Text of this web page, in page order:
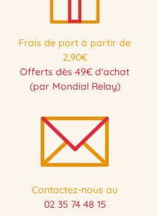
Frais de port à partir de
2,90€
Offerts dès 49€ d'achat
(par Mondial Relay)
Contactez-nous au
02 35 74 48 15